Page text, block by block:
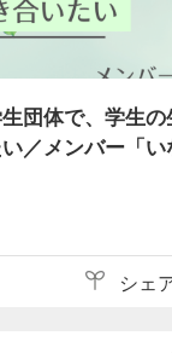
団体で、学生
／メンバー「い
シェ